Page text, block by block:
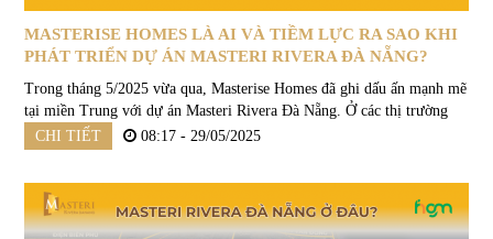
MASTERISE HOMES LÀ AI VÀ TIỀM LỰC RA SAO KHI
PHÁT TRIỂN DỰ ÁN MASTERI RIVERA ĐÀ NẴNG?
Trong tháng 5/2025 vừa qua, Masterise Homes đã ghi dấu ấn mạnh mẽ
tại miền Trung với dự án Masteri Rivera Đà Nẵng. Ở các thị trường
lớn như TP.HCM, Hà Nội hay Hải Phòng, Masterise Homes đã là cái
tên...
CHI TIẾT 08:17 - 29/05/2025